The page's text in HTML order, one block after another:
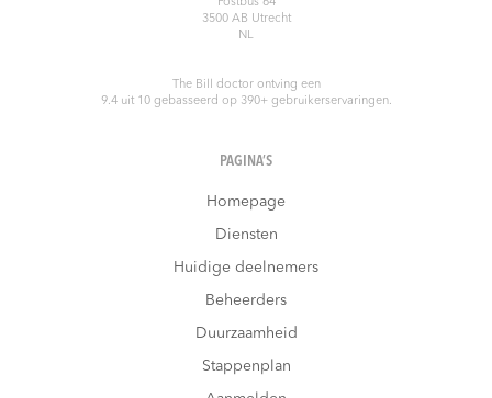
3500 AB Utrecht
NL
The Bill doctorontving een
9.4uit 10gebasseerd op 390+ gebruikerservaringen.
PAGINA’S
Homepage
Diensten
Huidige deelnemers
Beheerders
Duurzaamheid
Stappenplan